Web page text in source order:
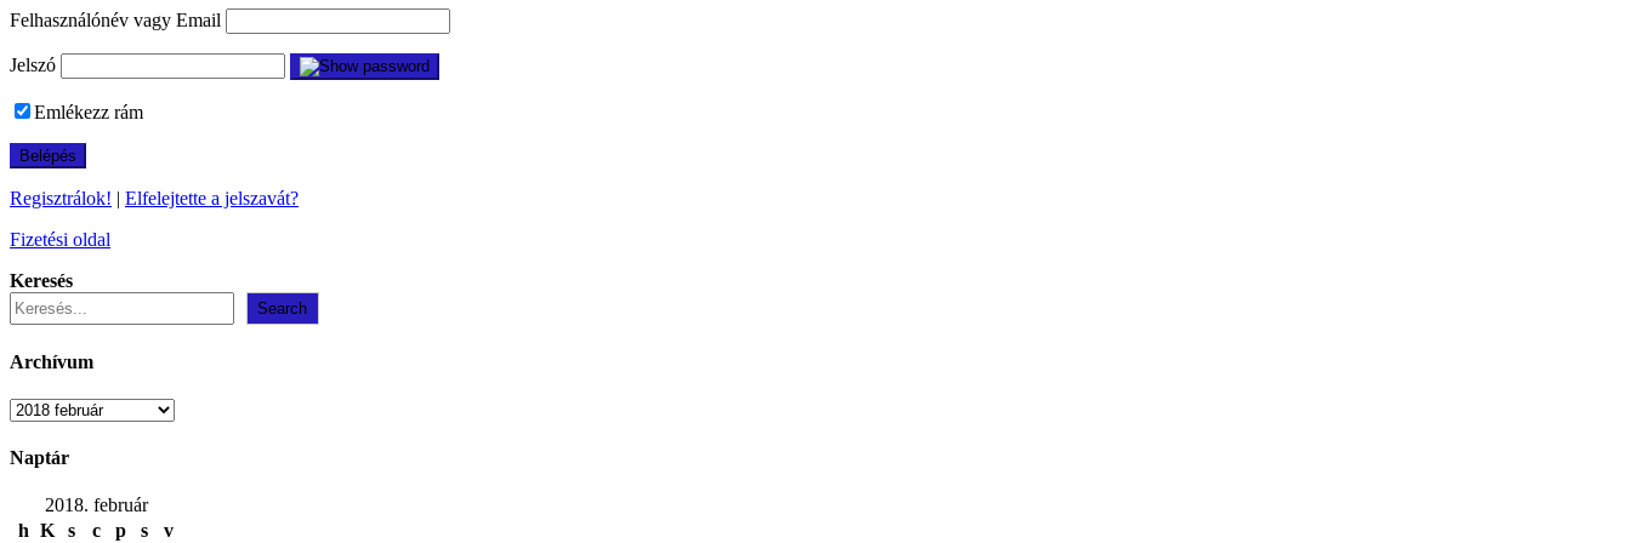
Felhasználónév vagy Email
Jelszó
Emlékezz rám
Regisztrálok! | Elfelejtette a jelszavát?
Fizetési oldal
Keresés
Search
Archívum
Archívum
Naptár
2018. február
h K s c p s
v